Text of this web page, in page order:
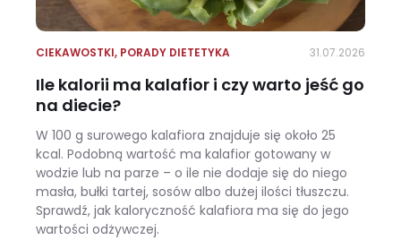
CIEKAWOSTKI, PORADY DIETETYKA 31.07.2026
Ile kalorii ma kalafior i czy warto jeść go
na diecie?
W 100 g surowego kalafiora znajduje się około 25
kcal. Podobną wartość ma kalafior gotowany w
wodzie lub na parze – o ile nie dodaje się do niego
masła, bułki tartej, sosów albo dużej ilości tłuszczu.
Sprawdź, jak kaloryczność kalafiora ma się do jego
wartości odżywczej.